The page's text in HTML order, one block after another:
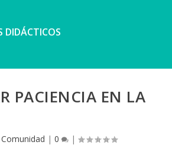
DIDÁCTICOS
PACIENCIA EN LA
Comunidad | 0 |